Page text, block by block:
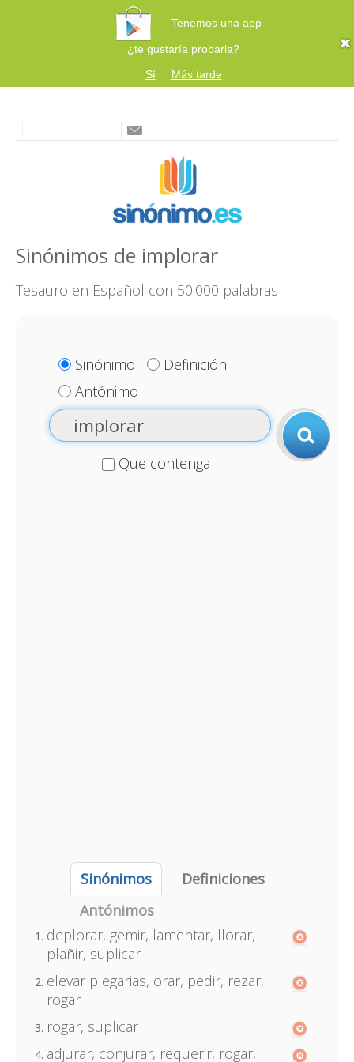
Tenemos una app
¿te gustaría probarla?
Sí
Más tarde
Sinónimos de implorar
Tesauro en Español con 50.000 palabras
Sinónimo
Definición
Antónimo
Que contenga
Sinónimos
Definiciones
Antónimos
deplorar, gemir, lamentar, llorar,
plañir, suplicar
elevar plegarias, orar, pedir, rezar,
rogar
rogar, suplicar
adjurar, conjurar, requerir, rogar,